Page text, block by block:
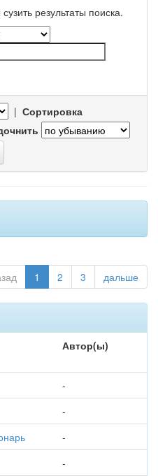
результаты поиска.
| Сортировка
1 2 3 дальше
Автор(ы)
-
-
-
-